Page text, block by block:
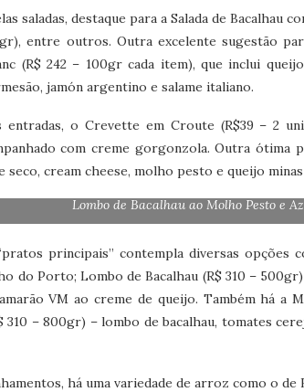
saladas, destaque para a Salada de Bacalhau
entre outros. Outra excelente sugestão
(R$ 242 – 100gr cada item), que inclui
jamón argentino e salame italiano.
entradas, o Crevette em Croute (R$39 – 2
com creme gorgonzola. Outra ótima
seco, cream cheese, molho pesto e queijo
Lombo de Bacalhau ao Molho Pesto e
principais” contempla diversas opções
do Porto; Lombo de Bacalhau (R$ 310 –
VM ao creme de queijo. Também há a
310 – 800gr) – lombo de bacalhau, tomates
há uma variedade de arroz como o